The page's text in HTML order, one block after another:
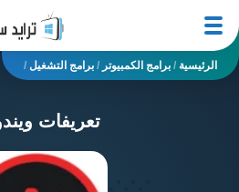
الرئيسية / برامج الكمبيوتر / برامج التشغيل /
تعريفات